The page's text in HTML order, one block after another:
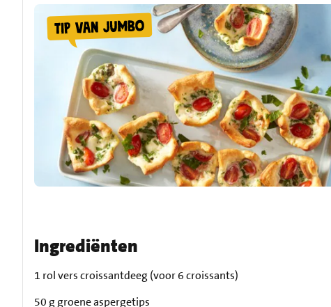
Ingrediënten
1 rol vers croissantdeeg (voor 6 croissants)
50 g groene aspergetips